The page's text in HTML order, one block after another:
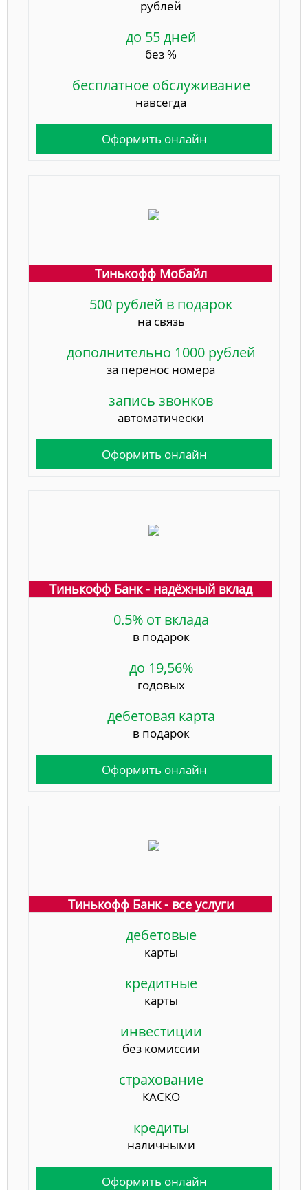
рублей
до 55 дней
без %
бесплатное обслуживание
навсегда
Оформить онлайн
Тинькофф Мобайл
500 рублей в подарок
на связь
дополнительно 1000 рублей
за перенос номера
запись звонков
автоматически
Оформить онлайн
Тинькофф Банк - надёжный вклад
0.5% от вклада
в подарок
до 19,56%
годовых
дебетовая карта
в подарок
Оформить онлайн
Тинькофф Банк - все услуги
дебетовые
карты
кредитные
карты
инвестиции
без комиссии
страхование
КАСКО
кредиты
наличными
Оформить онлайн